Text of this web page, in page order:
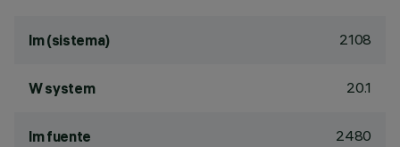
lm (sistema) 2108
W system 20.1
lm fuente 2480